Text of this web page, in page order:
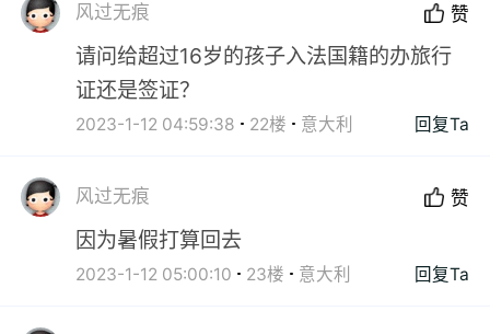
风过无痕 赞
请问给超过16岁的孩子入法国籍的办旅行
证还是签证？
2023-1-12 04:59:38 22楼 意大利 回复Ta
风过无痕 赞
因为暑假打算回去
2023-1-12 05:00:10 23楼 意大利 回复Ta